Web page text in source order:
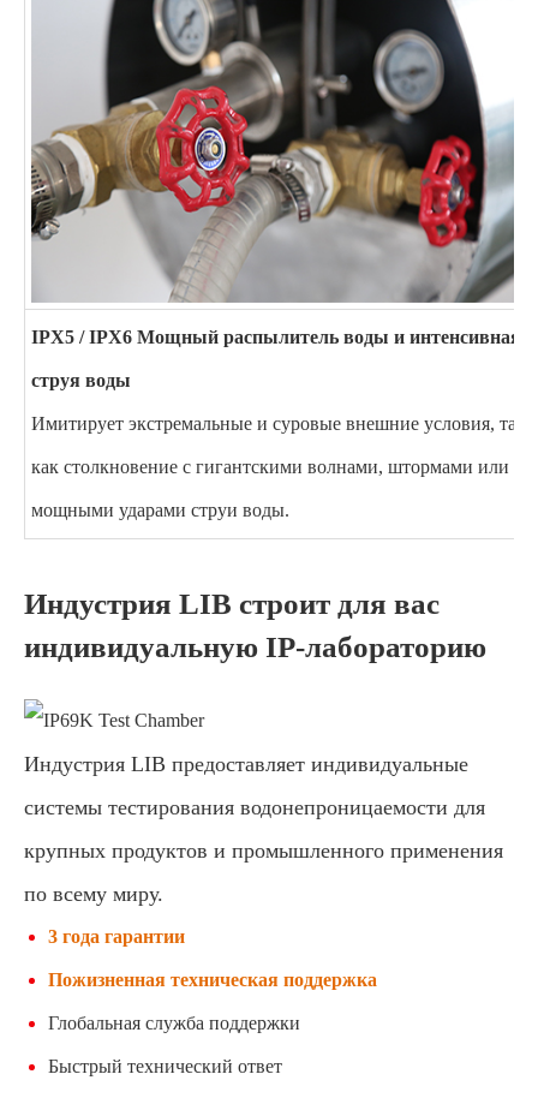
IPX5 / IPX6 Мощный распылитель воды и интенсивная
струя воды
Имитирует экстремальные и суровые внешние условия,
как столкновение с гигантскими волнами, штормами или
мощными ударами струи воды.
Индустрия LIB строит для вас
индивидуальную IP-лабораторию
Индустрия LIB предоставляет индивидуальные
системы тестирования водонепроницаемости для
крупных продуктов и промышленного применения
по всему миру.
3 года гарантии
Пожизненная техническая поддержка
Глобальная служба поддержки
Быстрый технический ответ